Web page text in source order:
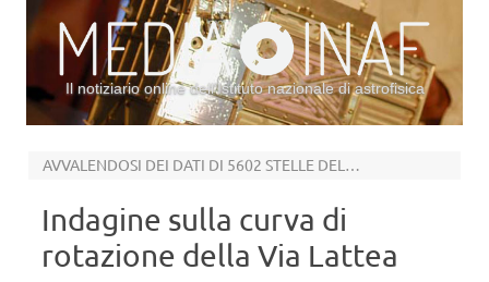
Il notiziario online dell’Istituto nazionale di astrofisica
AVVALENDOSI DEI DATI DI 5602 STELLE DELLA DR2 DI GAIA
Indagine sulla curva di
rotazione della Via Lattea